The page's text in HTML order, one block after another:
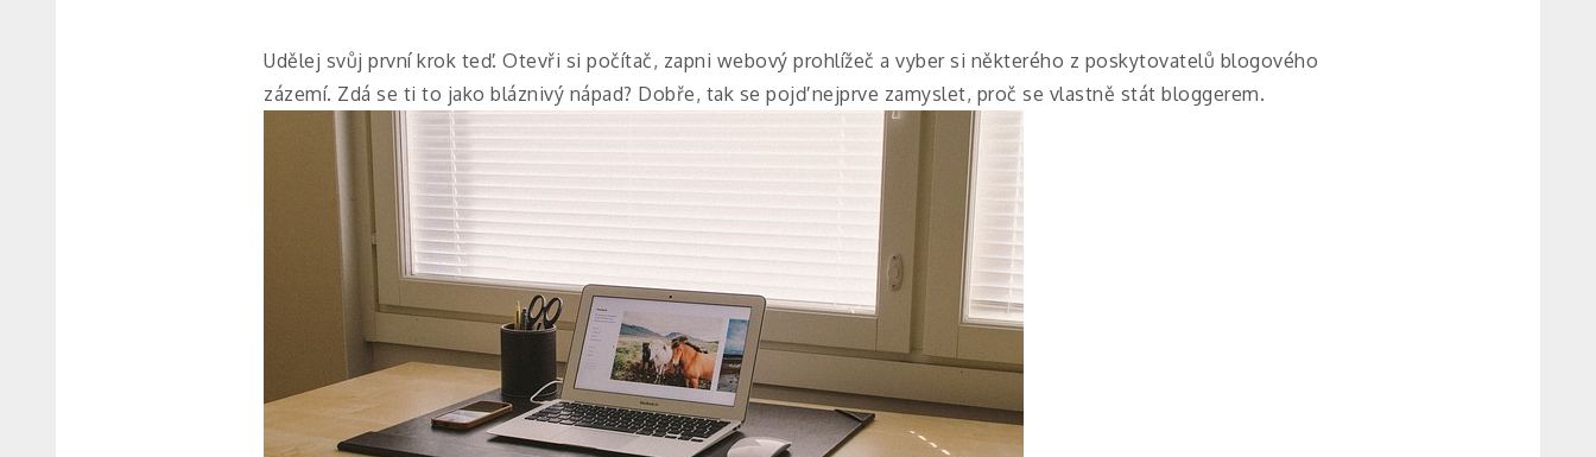
Udělej svůj první krok teď. Otevři si počítač, zapni webový prohlížeč a vyber si některého z poskytovatelů blogového
zázemí. Zdá se ti to jako bláznivý nápad? Dobře, tak se pojď nejprve zamyslet, proč se vlastně stát bloggerem.